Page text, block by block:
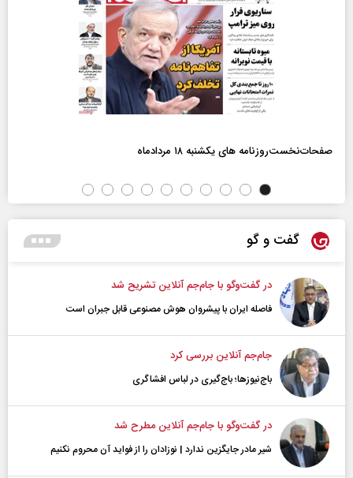
صفحات‌نخست‌روزنامه ها‌ی یکشنبه ۱۸ مردادماه
گفت و گو
در گفت‌و‌گو با جام‌جم آنلاین تشریح شد
فاصله ایران با پیشرو‌ان هوش مصنوعی قابل جبران است
جام‌جم آنلاین بررسی کرد
باج‌نیوزها؛ باج‌گیری در لباس افشاگری
در گفت‌و‌گو با جام‌جم آنلاین مطرح شد
شیر مادر جایگزین ندارد | نوزادان را از فواید آن محروم نکنیم